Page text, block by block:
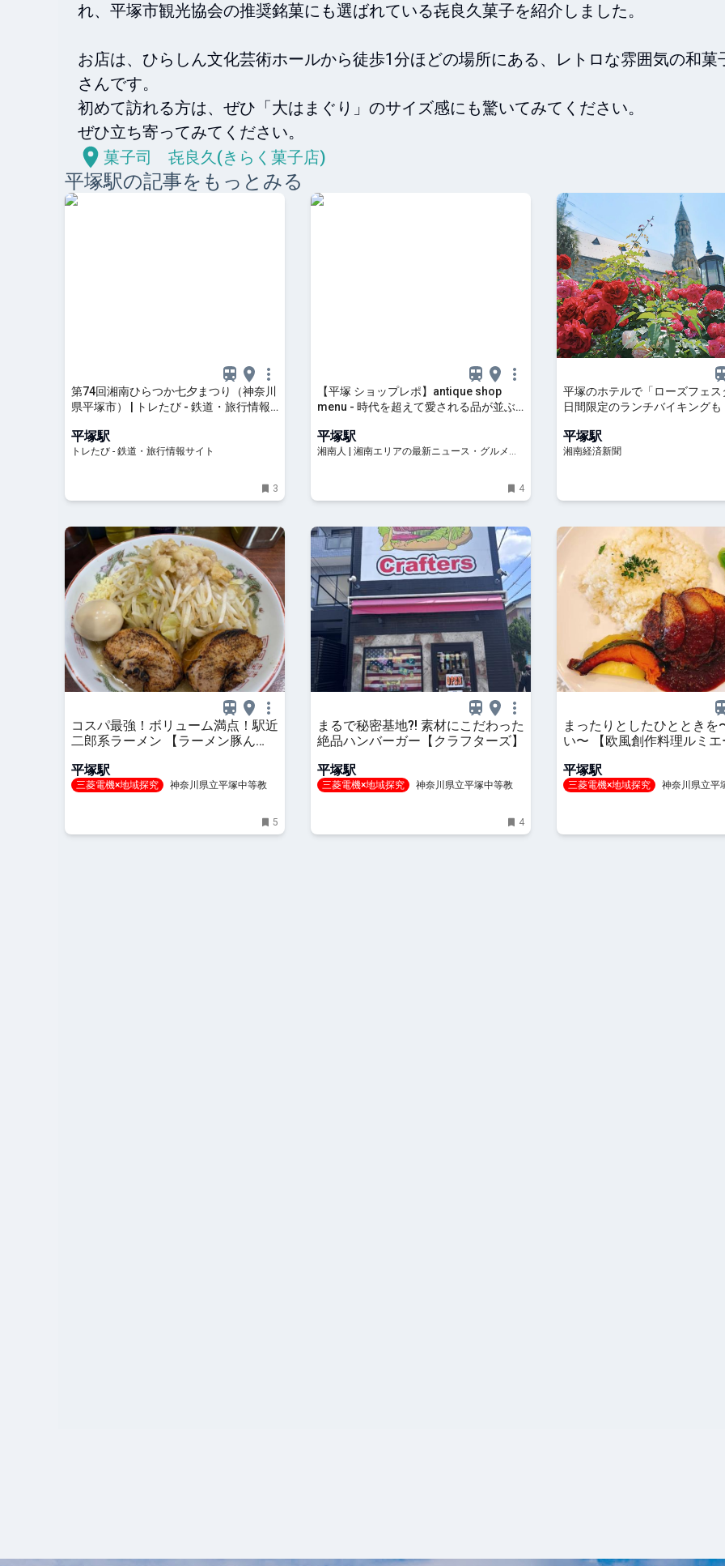
れ、平塚市観光協会の推奨銘菓にも選ばれている㐂良久菓子を紹介しました。
お店は、ひらしん文化芸術ホールから徒歩1分ほどの場所にある、レトロな雰囲気の和菓
さんです。
初めて訪れる方は、ぜひ「大はまぐり」のサイズ感にも驚いてみてください。
菓子司 㐂良久(きらく菓子店)
平塚駅の記事をもっとみる
第74回湘南ひらつか七夕まつり（神奈川
県平塚市） | トレたび - 鉄道・旅行情報
平塚駅
トレたび - 鉄道・旅行情報サイト
3
【平塚 ショップレポ】antique shop
menu - 時代を超えて愛される品が並ぶ
平塚駅
湘南人 | 湘南エリアの最新ニュース・グルメ・
4
平塚のホテルで「ローズフェ
日間限定のランチバイキングも
平塚駅
湘南経済新聞
コスパ最強！ボリューム満点！駅近
二郎系ラーメン 【ラーメン豚ん
平塚駅
三菱電機×地域探究
神奈川県立平塚中等教育
5
まるで秘密基地?! 素材にこだわった
絶品ハンバーガー【クラフターズ】
平塚駅
三菱電機×地域探究
神奈川県立平塚中等教育
4
まったりとしたひとときを
い〜 【欧風創作料理ルミ
平塚駅
三菱電機×地域探究
神奈川県立平